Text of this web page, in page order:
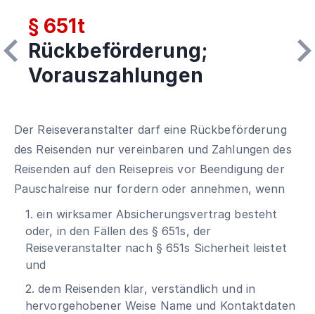
§ 651t
Rückbeförderung;
Vorauszahlungen
Der Reiseveranstalter darf eine Rückbeförderung
des Reisenden nur vereinbaren und Zahlungen des
Reisenden auf den Reisepreis vor Beendigung der
Pauschalreise nur fordern oder annehmen, wenn
1. ein wirksamer Absicherungsvertrag besteht
oder, in den Fällen des § 651s, der
Reiseveranstalter nach § 651s Sicherheit leistet
und
2. dem Reisenden klar, verständlich und in
hervorgehobener Weise Name und Kontaktdaten